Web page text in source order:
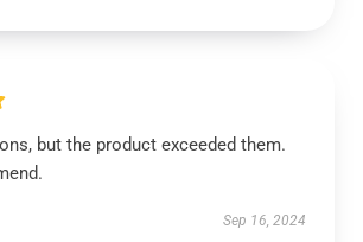
but the product exceeded them.
Sep 16, 2024